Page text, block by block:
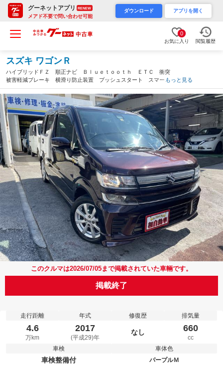
グーネットアプリ RENEW
メアド不要で問い合わせ可能
ダウンロード アプリを開く
0
お気に入り 閲覧履歴
スズキ ワゴンＲ
ハイブリッドＦＺ 順正ナビ Ｂｌｕｅｔｏｏｔｈ ＥＴＣ 衝突
被害軽減ブレーキ 横滑り防止装置 プッシュスタート スマート
キー 純正アルミホイール 電動格納ミラー ベンチシート ＬＥ
Ｄヘッドライト アイドリングストップ（沖縄県）
もっと見る
このクルマは2026/07/05まで掲載されていた車輛です。
掲載終了
走行距離
4.6
万km
年式
2017
(平成29)年
修復歴
なし
排気量
660
cc
車検
車検整備付
車体色
パープルＭ